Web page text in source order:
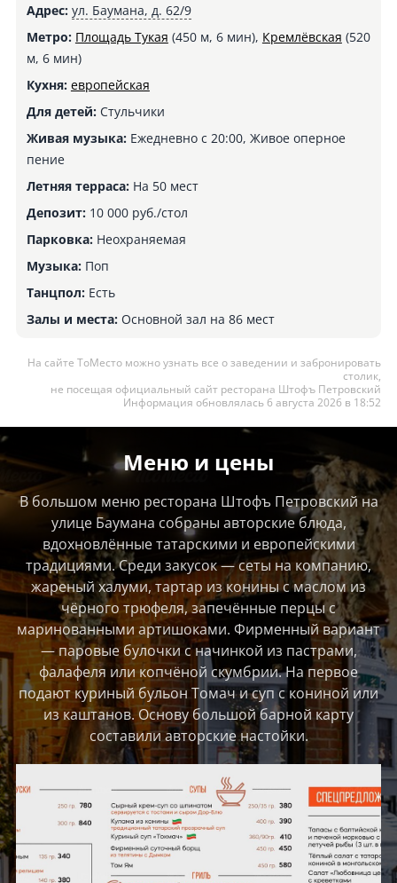
Адрес: ул. Баумана, д. 62/9
Метро: Площадь Тукая (450 м, 6 мин), Кремлёвская (520
м, 6 мин)
Кухня: европейская
Для детей:Стульчики
Живая музыка:Ежедневно с 20:00, Живое оперное
пение
Летняя терраса:На 50 мест
Депозит:10 000 руб./стол
Парковка:Неохраняемая
Музыка:Поп
Танцпол:Есть
Залы и места:Основной зал на 86 мест
На сайте ТоМесто можно узнать все о заведении и забронировать
столик,
не посещая официальный сайт ресторана Штофъ Петровский
Информация обновлялась 6 августа 2026 в 18:52
Меню и цены
В большом меню ресторана Штофъ Петровский на
улице Баумана собраны авторские блюда,
вдохновлённые татарскими и европейскими
традициями. Среди закусок — сеты на компанию,
жареный халуми, тартар из конины с маслом из
чёрного трюфеля, запечённые перцы с
маринованными артишоками. Фирменный вариант
— паровые булочки с начинкой из пастрами,
фалафеля или копчёной скумбрии. На первое
подают куриный бульон Томач и суп с кониной или
из каштанов. Основу большой барной карту
составили авторские настойки.